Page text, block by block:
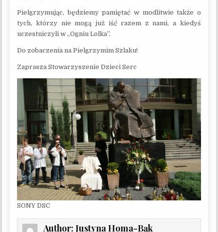
Pielgrzymując, będziemy pamiętać w modlitwie także o
tych, którzy nie mogą już iść razem z nami, a kiedyś
uczestniczyli w „Ogniu Lolka”.
Do zobaczenia na Pielgrzymim Szlaku!
Zaprasza Stowarzyszenie Dzieci Serc
SONY DSC
Author:Justyna Homa-Bąk